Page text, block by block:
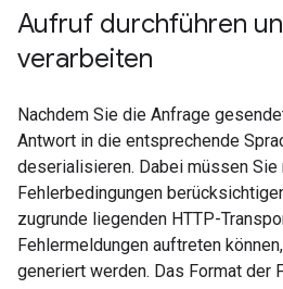
Aufruf durchführen
verarbeiten
Nachdem Sie die Anfrage
Antwort in die entsprechende
deserialisieren. Dabei müssen Sie
Fehlerbedingungen
zugrunde liegenden HTTP-
Fehlermeldungen auftreten
generiert werden. Das Format der